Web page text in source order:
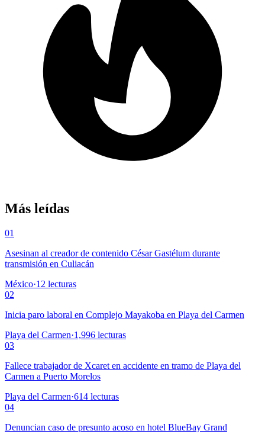
Más leídas
01
Asesinan al creador de contenido César Gastélum durante
transmisión en Culiacán
México·12 lecturas
02
Inicia paro laboral en Complejo Mayakoba en Playa del Carmen
Playa del Carmen·1,996 lecturas
03
Fallece trabajador de Xcaret en accidente en tramo de Playa del
Carmen a Puerto Morelos
Playa del Carmen·614 lecturas
04
Denuncian caso de presunto acoso en hotel BlueBay Grand